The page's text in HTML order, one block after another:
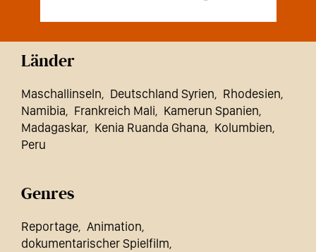
Länder
Maschallinseln Deutschland Syrien
Rhodesien
Namibia
Frankreich Mali
Kamerun Spanien
Madagaskar
Kenia Ruanda Ghana
Kolumbien
Peru
Genres
Reportage Animation
dokumentarischer Spielfilm